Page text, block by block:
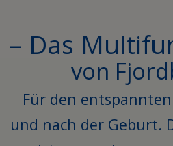
– Das
von
Für den
und nach der Geburt.